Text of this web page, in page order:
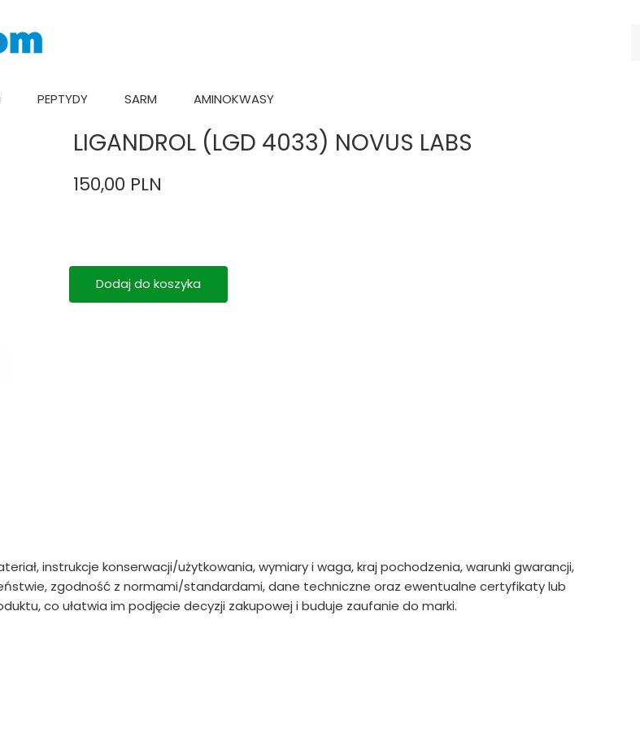
PEPTYDY SARM AMINOKWASY
Dodaj do koszyka
150,00 PLN
LIGANDROL (LGD 4033) NOVUS LABS
instrukcje konserwacji/użytkowania, wymiary i waga, kraj pochodzenia, warunki gwarancji,
zgodność z normami/standardami, dane techniczne oraz ewentualne certyfikaty lub
co ułatwia im podjęcie decyzji zakupowej i buduje zaufanie do marki.